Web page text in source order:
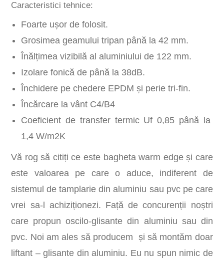
Caracteristici tehnice:
Foarte ușor de folosit.
Grosimea geamului tripan până la 42 mm.
Înălțimea vizibilă al aluminiului de 122 mm.
Izolare fonică de până la 38dB.
Închidere pe chedere EPDM și perie tri-fin.
Încărcare la vânt C4/B4
Coeficient de transfer termic Uf 0,85 până la
1,4 W/m2K
Vă rog să citiți ce este bagheta warm edge și care
este valoarea pe care o aduce, indiferent de
sistemul de tamplarie din aluminiu sau pvc pe care
vrei sa-l achiziționezi. Față de concurenții noștri
care propun oscilo-glisante din aluminiu sau din
pvc. Noi am ales să producem și să montăm doar
liftant – glisante din aluminiu. Eu nu spun nimic de